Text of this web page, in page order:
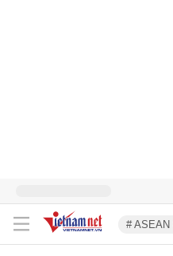
# ASEAN